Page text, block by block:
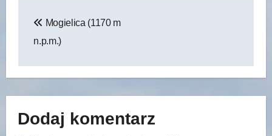
wpisu
Mogielica (1170 m
n.p.m.)
Dodaj komentarz